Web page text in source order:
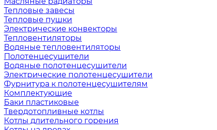
Тепловые завесы
Тепловые пушки
Электрические конвекторы
Тепловентиляторы
Водяные тепловентиляторы
Полотенцесушители
Водяные полотенцесушители
Электрические полотенцесушители
Фурнитура к полотенцесушителям
Комплектующие
Баки пластиковые
Твердотопливные котлы
Котлы длительного горения